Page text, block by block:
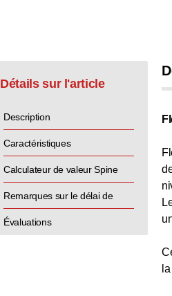
Détails sur l'article
Description
Caractéristiques
Calculateur de valeur Spine
Remarques sur le délai de
livraison
Évaluations